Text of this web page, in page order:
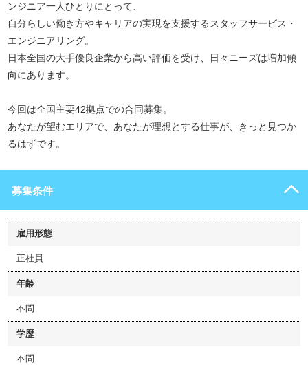
ンジニア一人ひとりにとって、
自分らしい働き方やキャリアの実現を支援するスタッフサービス・
エンジニアリング。
日本全国の大手優良企業から高い評価を受け、日々ニーズは増加傾
向にあります。
今回は全国主要42拠点での合同募集。
あなたが望むエリアで、あなたが理想とする仕事が、きっと見つか
るはずです。
募集条件
雇用形態
正社員
年齢
不問
学歴
不問